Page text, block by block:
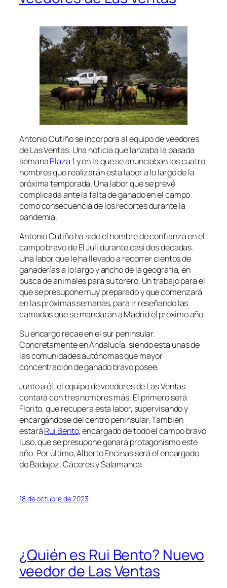
Antonio Cutiño se incorpora al equipo de veedores
de Las Ventas. Una noticia que lanzaba la pasada
semanaPlaza 1y en la que se anunciaban los cuatro
nombres que realizarán esta labor a lo largo de la
próxima temporada. Una labor que se prevé
complicada ante la falta de ganado en el campo
como consecuencia de los recortes durante la
pandemia.
Antonio Cutiño ha sido el hombre de confianza en el
campo bravo de El Juli durante casi dos décadas.
Una labor que le ha llevado a recorrer cientos de
ganaderías a lo largo y ancho de la geografía, en
busca de animales para su torero. Un trabajo para el
que se presupone muy preparado y que comenzará
en las próximas semanas, para ir reseñando las
camadas que se mandarán a Madrid el próximo año.
Su encargo recae en el sur peninsular.
Concretamente en Andalucía, siendo esta unas de
las comunidades autónomas que mayor
concentración de ganado bravo posee.
Junto a él, el equipo de veedores de Las Ventas
contará con tres nombres más. El primero será
Florito, que recupera esta labor, supervisando y
encargándose del centro peninsular. También
estaráRui Bento, encargado de todo el campo bravo
luso, que se presupone ganará protagonismo este
año. Por último, Alberto Encinas será el encargado
de Badajoz, Cáceres y Salamanca.
18 de octubre de 2023
¿Quién es Rui Bento? Nuevo
veedor de Las Ventas